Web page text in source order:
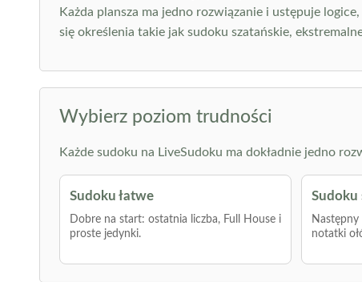
Każda plansza ma jedno rozwiązanie i ustępuje
się określenia takie jak sudoku szatańskie,
Wybierz poziom trudności
Każde sudoku na LiveSudoku ma dokładnie jedno
Sudoku łatwe
Dobre na start: ostatnia liczba, Full House i
proste jedynki.
Sudoku
notatki